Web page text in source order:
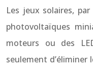
Les jeux solaires,
photovoltaïques
moteurs ou des
seulement d’éliminer